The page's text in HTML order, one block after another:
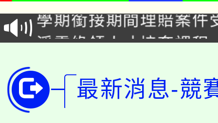
程
學期銜接期間理賠案件
學籍身 分審查程序及
淨零綠領人才培育課程
代理(課)教師甄選結果(
「2026金融保險知識
車」活動
桃園市115學年度學生
最新消息-競